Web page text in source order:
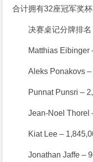
合计拥有32座冠军奖杯
决赛桌记分牌排名
Matthias Eibinger
Aleks Ponakovs
Punnat Punsri –
Jean-Noel Thorel
Kiat Lee –
Jonathan Jaffe –